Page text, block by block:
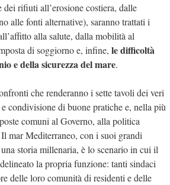
rifiuti all’erosione costiera, dalle
alle fonti alternative), saranno trattati i
alla salute, dalla mobilità al
di soggiorno e, infine, le difficoltà
e della sicurezza del mare.
che renderanno i sette tavoli dei veri
condivisione di buone pratiche e, nella più
comuni al Governo, alla politica
mar Mediterraneo, con i suoi grandi
storia millenaria, è lo scenario in cui il
la propria funzione: tanti sindaci
delle loro comunità di residenti e delle